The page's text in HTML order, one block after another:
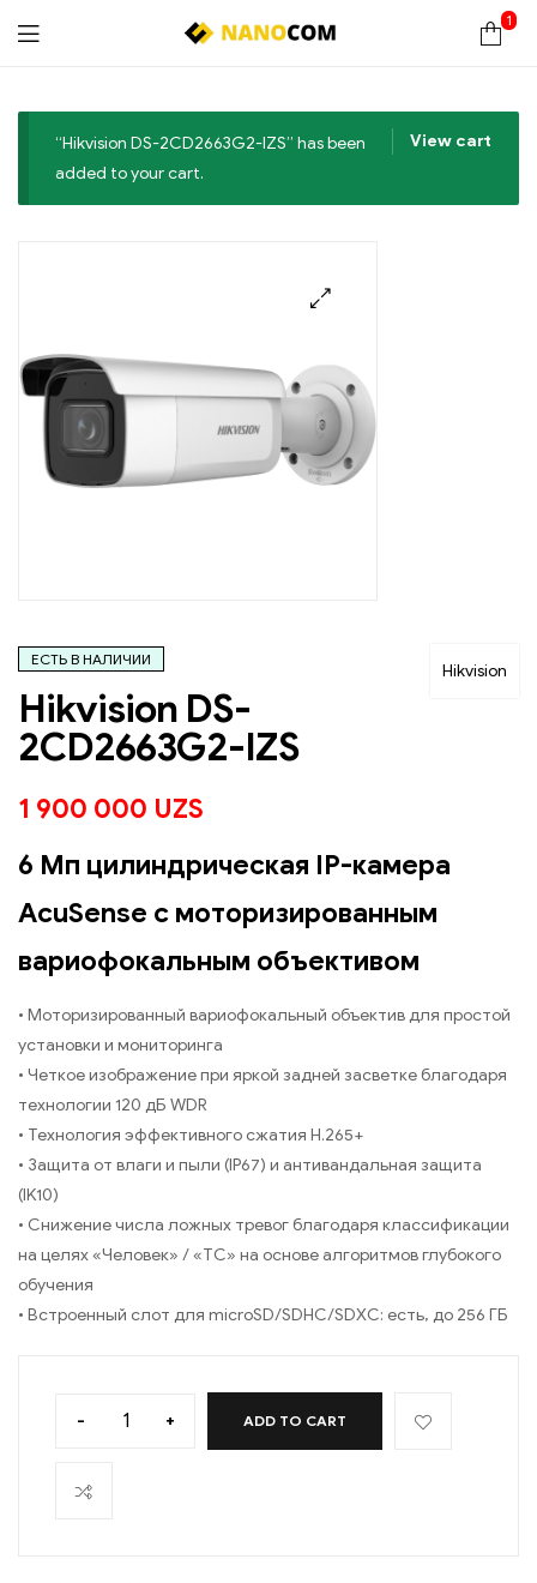
1
View cart
“Hikvision DS-2CD2663G2-IZS” has been
added to your cart.
Hikvision
ЕСТЬ В НАЛИЧИИ
Hikvision DS-
2CD2663G2-IZS
1 900 000 UZS
6 Мп цилиндрическая IP-камера
AcuSense c моторизированным
вариофокальным объективом
• Моторизированный вариофокальный объектив для простой
установки и мониторинга
• Четкое изображение при яркой задней засветке благодаря
технологии 120 дБ WDR
• Технология эффективного сжатия H.265+
• Защита от влаги и пыли (IP67) и антивандальная защита
(IK10)
• Снижение числа ложных тревог благодаря классификации
на целях «Человек» / «ТС» на основе алгоритмов глубокого
обучения
• Встроенный слот для microSD/SDHC/SDXC: есть, до 256 ГБ
- + ADD TO CART